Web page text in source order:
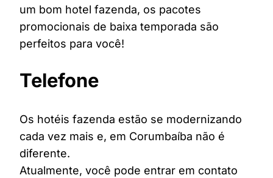
um bom hotel fazenda, os pacotes
promocionais de baixa temporada são
perfeitos para você!
Telefone
Os hotéis fazenda estão se modernizando
cada vez mais e, em Corumbaíba não é
diferente.
Atualmente, você pode entrar em contato